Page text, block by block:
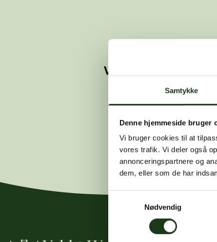
Samtykke
Denne hjemmeside bruger
Vi bruger cookies til at
vores trafik. Vi deler også
annonceringspartnere og
dem, eller som de har
Samtykkevalg
Nødvendig
Vi kunne ikke
Hvis du